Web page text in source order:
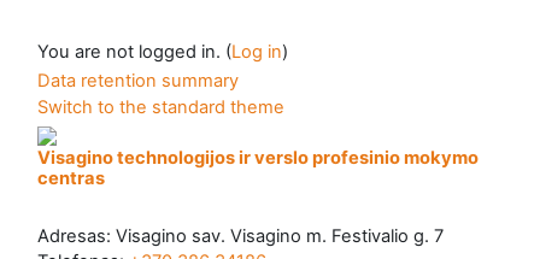
You are not logged in. (Log in)
Data retention summary
Switch to the standard theme
Visagino technologijos ir verslo profesinio mokymo
centras
Adresas: Visagino sav. Visagino m. Festivalio g. 7